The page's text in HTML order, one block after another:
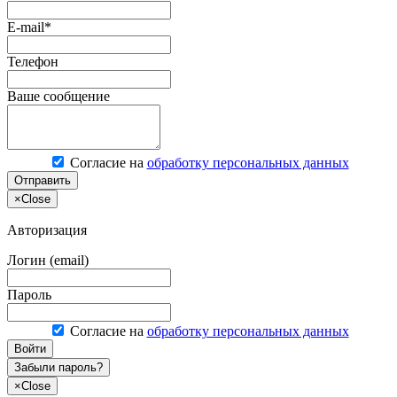
E-mail*
Телефон
Ваше сообщение
Согласие на обработку персональных данных
Отправить
×Close
Авторизация
Логин (email)
Пароль
Согласие на обработку персональных данных
Войти
Забыли пароль?
×Close